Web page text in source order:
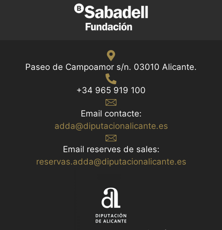
Paseo de Campoamor s/n. 03010 Alicante.
+34 965 919 100
Email contacte:
adda@diputacionalicante.es
Email reserves de sales:
reservas.adda@diputacionalicante.es